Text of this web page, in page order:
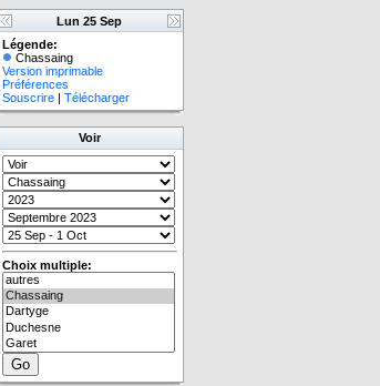
Lun 25 Sep
Légende:
Chassaing
Version imprimable
Préférences
Souscrire | Télécharger
Voir
Choix multiple: